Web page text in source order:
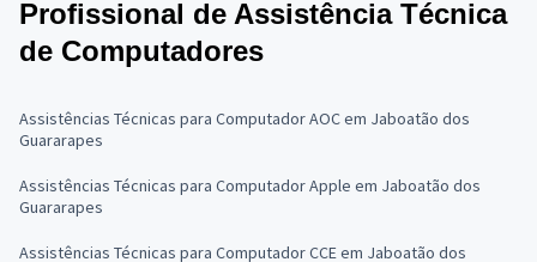
Profissional de Assistência Técnica
de Computadores
Assistências Técnicas para Computador AOC em Jaboatão dos
Guararapes
Assistências Técnicas para Computador Apple em Jaboatão dos
Guararapes
Assistências Técnicas para Computador CCE em Jaboatão dos